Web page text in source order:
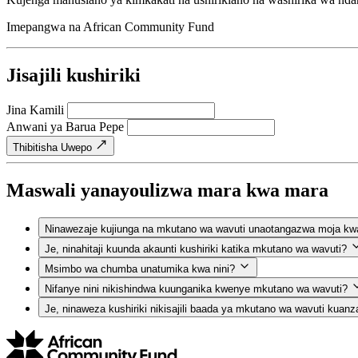
Imepangwa naAfrican Community Fund
Jisajili kushiriki
Jina Kamili
Anwani ya Barua Pepe
Thibitisha Uwepo
Maswali yanayoulizwa mara kwa mara
Ninawezaje kujiunga na mkutano wa wavuti unaotangazwa moja
Je, ninahitaji kuunda akaunti kushiriki katika mkutano wa wavuti?
Msimbo wa chumba unatumika kwa nini?
Nifanye nini nikishindwa kuunganika kwenye mkutano wa wavuti?
Je, ninaweza kushiriki nikisajili baada ya mkutano wa wavuti